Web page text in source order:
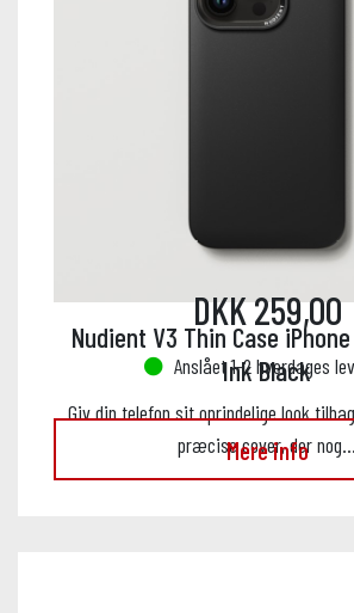
Nudient V3 Thin Case iPhone
Ink Black
Giv din telefon sit oprindelige look
præcise cover, der nog…
DKK 259,00
Anslået 1-2 hverdages
Mere info